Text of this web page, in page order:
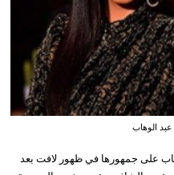
عبد الوهاب
على جمهورها في ظهور لافت بعد